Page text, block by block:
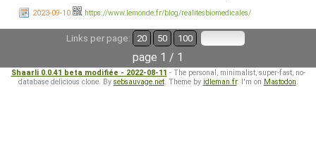
2023-09-10 https://www.lemonde.fr/blog/realitesbiomedicales/
Links per page: 20 50 100
page 1 / 1
Shaarli 0.0.41 beta modifiée - 2022-08-11 - The personal, minimalist, super-fast, no-
database delicious clone. By sebsauvage.net. Theme by idleman.fr. I'm on Mastodon.